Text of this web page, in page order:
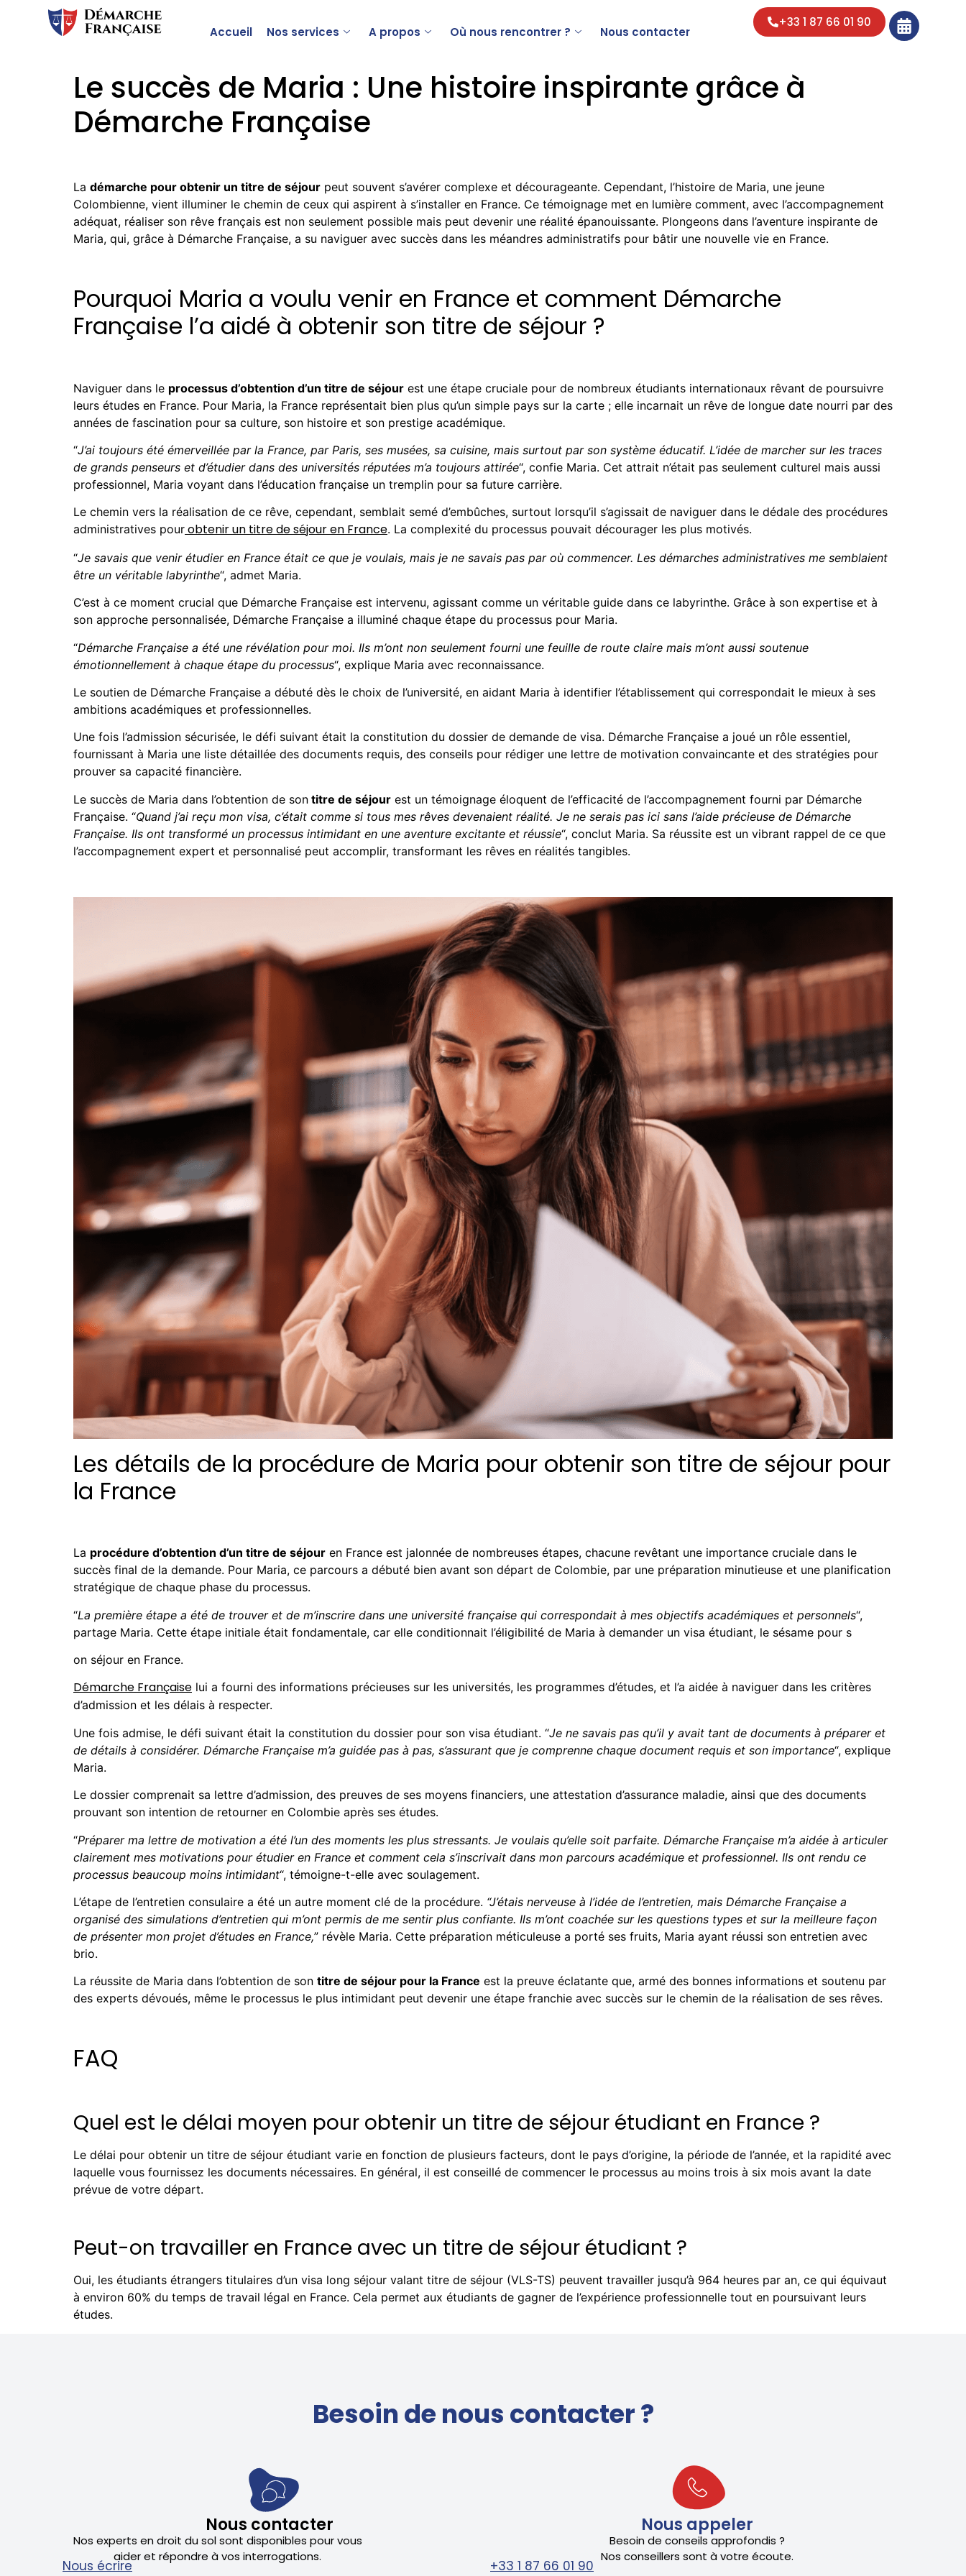
Accueil Nos services A propos Où nous rencontrer ? Nous contacter
+33 1 87 66 01 90
Le succès de Maria : Une histoire inspirante grâce à
Démarche Française
La démarche pour obtenir un titre de séjour peut souvent s’avérer complexe et décourageante. Cependant, l’histoire de Maria, une jeune
Colombienne, vient illuminer le chemin de ceux qui aspirent à s’installer en France. Ce témoignage met en lumière comment, avec l’accompagnement
adéquat, réaliser son rêve français est non seulement possible mais peut devenir une réalité épanouissante. Plongeons dans l’aventure inspirante de
Maria, qui, grâce à Démarche Française, a su naviguer avec succès dans les méandres administratifs pour bâtir une nouvelle vie en France.
Pourquoi Maria a voulu venir en France et comment Démarche
Française l’a aidé à obtenir son titre de séjour ?
Naviguer dans le processus d’obtention d’un titre de séjour est une étape cruciale pour de nombreux étudiants internationaux rêvant de poursuivre
leurs études en France. Pour Maria, la France représentait bien plus qu’un simple pays sur la carte ; elle incarnait un rêve de longue date nourri par des
années de fascination pour sa culture, son histoire et son prestige académique.
“J’ai toujours été émerveillée par la France, par Paris, ses musées, sa cuisine, mais surtout par son système éducatif. L’idée de marcher sur les traces
de grands penseurs et d’étudier dans des universités réputées m’a toujours attirée“, confie Maria. Cet attrait n’était pas seulement culturel mais aussi
professionnel, Maria voyant dans l’éducation française un tremplin pour sa future carrière.
Le chemin vers la réalisation de ce rêve, cependant, semblait semé d’embûches, surtout lorsqu’il s’agissait de naviguer dans le dédale des procédures
administratives pour obtenir un titre de séjour en France. La complexité du processus pouvait décourager les plus motivés.
“Je savais que venir étudier en France était ce que je voulais, mais je ne savais pas par où commencer. Les démarches administratives me semblaient
être un véritable labyrinthe“, admet Maria.
C’est à ce moment crucial que Démarche Française est intervenu, agissant comme un véritable guide dans ce labyrinthe. Grâce à son expertise et à
son approche personnalisée, Démarche Française a illuminé chaque étape du processus pour Maria.
“Démarche Française a été une révélation pour moi. Ils m’ont non seulement fourni une feuille de route claire mais m’ont aussi soutenue
émotionnellement à chaque étape du processus“, explique Maria avec reconnaissance.
Le soutien de Démarche Française a débuté dès le choix de l’université, en aidant Maria à identifier l’établissement qui correspondait le mieux à ses
ambitions académiques et professionnelles.
Une fois l’admission sécurisée, le défi suivant était la constitution du dossier de demande de visa. Démarche Française a joué un rôle essentiel,
fournissant à Maria une liste détaillée des documents requis, des conseils pour rédiger une lettre de motivation convaincante et des stratégies pour
prouver sa capacité financière.
Le succès de Maria dans l’obtention de son titre de séjour est un témoignage éloquent de l’efficacité de l’accompagnement fourni par Démarche
Française. “Quand j’ai reçu mon visa, c’était comme si tous mes rêves devenaient réalité. Je ne serais pas ici sans l’aide précieuse de Démarche
Française. Ils ont transformé un processus intimidant en une aventure excitante et réussie“, conclut Maria. Sa réussite est un vibrant rappel de ce que
l’accompagnement expert et personnalisé peut accomplir, transformant les rêves en réalités tangibles.
Les détails de la procédure de Maria pour obtenir son titre de séjour pour
la France
La procédure d’obtention d’un titre de séjour en France est jalonnée de nombreuses étapes, chacune revêtant une importance cruciale dans le
succès final de la demande. Pour Maria, ce parcours a débuté bien avant son départ de Colombie, par une préparation minutieuse et une planification
stratégique de chaque phase du processus.
“La première étape a été de trouver et de m’inscrire dans une université française qui correspondait à mes objectifs académiques et personnels“,
partage Maria. Cette étape initiale était fondamentale, car elle conditionnait l’éligibilité de Maria à demander un visa étudiant, le sésame pour s
on séjour en France.
Démarche Française lui a fourni des informations précieuses sur les universités, les programmes d’études, et l’a aidée à naviguer dans les critères
d’admission et les délais à respecter.
Une fois admise, le défi suivant était la constitution du dossier pour son visa étudiant. “Je ne savais pas qu’il y avait tant de documents à préparer et
de détails à considérer. Démarche Française m’a guidée pas à pas, s’assurant que je comprenne chaque document requis et son importance“, explique
Maria.
Le dossier comprenait sa lettre d’admission, des preuves de ses moyens financiers, une attestation d’assurance maladie, ainsi que des documents
prouvant son intention de retourner en Colombie après ses études.
“Préparer ma lettre de motivation a été l’un des moments les plus stressants. Je voulais qu’elle soit parfaite. Démarche Française m’a aidée à articuler
clairement mes motivations pour étudier en France et comment cela s’inscrivait dans mon parcours académique et professionnel. Ils ont rendu ce
processus beaucoup moins intimidant“, témoigne-t-elle avec soulagement.
L’étape de l’entretien consulaire a été un autre moment clé de la procédure. “J’étais nerveuse à l’idée de l’entretien, mais Démarche Française a
organisé des simulations d’entretien qui m’ont permis de me sentir plus confiante. Ils m’ont coachée sur les questions types et sur la meilleure façon
de présenter mon projet d’études en France,” révèle Maria. Cette préparation méticuleuse a porté ses fruits, Maria ayant réussi son entretien avec
brio.
La réussite de Maria dans l’obtention de son titre de séjour pour la France est la preuve éclatante que, armé des bonnes informations et soutenu par
des experts dévoués, même le processus le plus intimidant peut devenir une étape franchie avec succès sur le chemin de la réalisation de ses rêves.
FAQ
Quel est le délai moyen pour obtenir un titre de séjour étudiant en France ?
Le délai pour obtenir un titre de séjour étudiant varie en fonction de plusieurs facteurs, dont le pays d’origine, la période de l’année, et la rapidité avec
laquelle vous fournissez les documents nécessaires. En général, il est conseillé de commencer le processus au moins trois à six mois avant la date
prévue de votre départ.
Peut-on travailler en France avec un titre de séjour étudiant ?
Oui, les étudiants étrangers titulaires d’un visa long séjour valant titre de séjour (VLS-TS) peuvent travailler jusqu’à 964 heures par an, ce qui équivaut
à environ 60% du temps de travail légal en France. Cela permet aux étudiants de gagner de l’expérience professionnelle tout en poursuivant leurs
études.
Besoin de nous contacter ?
Nous contacter
Nos experts en droit du sol sont disponibles pour vous
aider et répondre à vos interrogations.
Nous écrire
Nous appeler
Besoin de conseils approfondis ?
Nos conseillers sont à votre écoute.
+33 1 87 66 01 90